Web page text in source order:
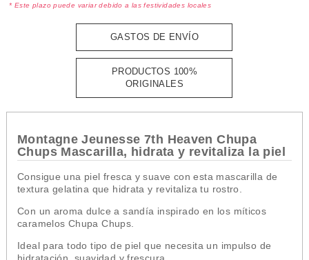
* Este plazo puede variar debido a las festividades locales
GASTOS DE ENVÍO
PRODUCTOS 100%
ORIGINALES
Montagne Jeunesse 7th Heaven Chupa
Chups Mascarilla, hidrata y revitaliza la piel
Consigue una piel fresca y suave con esta mascarilla de
textura gelatina que hidrata y revitaliza tu rostro.
Con un aroma dulce a sandía inspirado en los míticos
caramelos Chupa Chups.
Ideal para todo tipo de piel que necesita un impulso de